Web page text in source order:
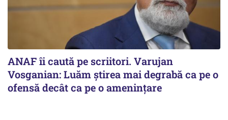
ANAF îi caută pe scriitori. Varujan
Vosganian: Luăm știrea mai degrabă ca pe o
ofensă decât ca pe o amenințare